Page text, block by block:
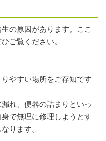
の原因があります。ここ
ご覧ください。
やすい場所をご存知です
れ、便器の詰まりといっ
で無理に修理しようとす
ります。